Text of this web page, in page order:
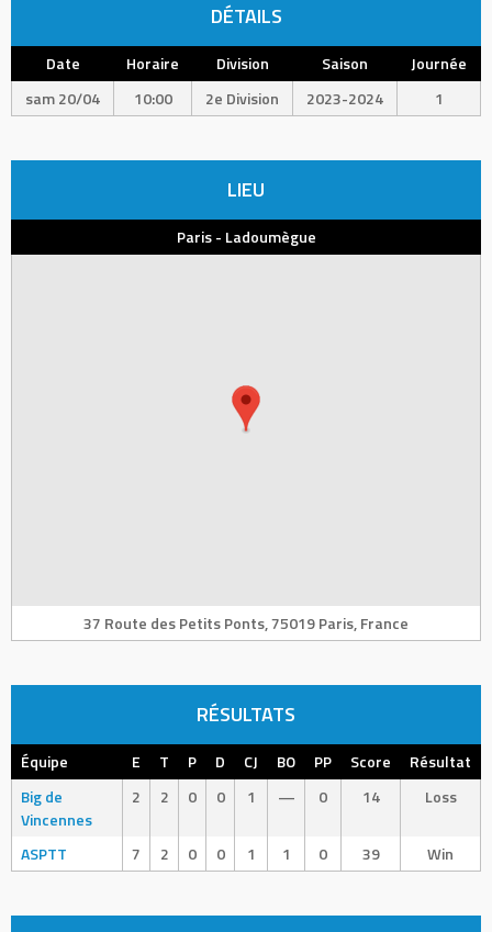
DÉTAILS
Date Horaire Division Saison
Journée
sam 20/04
10:00 2e Division 2023-2024 1
LIEU
Paris - Ladoumègue
37 Route des Petits Ponts, 75019 Paris, France
RÉSULTATS
Équipe E T P D CJ BO PP Score
Résultat
Big de
Vincennes
2 2 0 0 1 — 0 14 Loss
ASPTT 7 2 0 0 1 1 0 39 Win